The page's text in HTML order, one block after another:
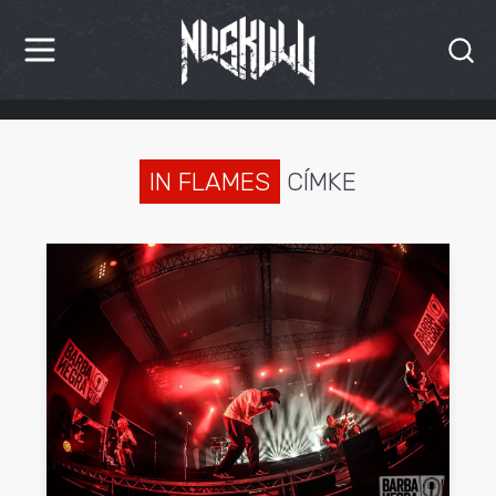
HÍREK
INTERJÚK
PREMIEREK
KULT
MÁSVILÁG
BLOG
IN FLAMES CÍMKE